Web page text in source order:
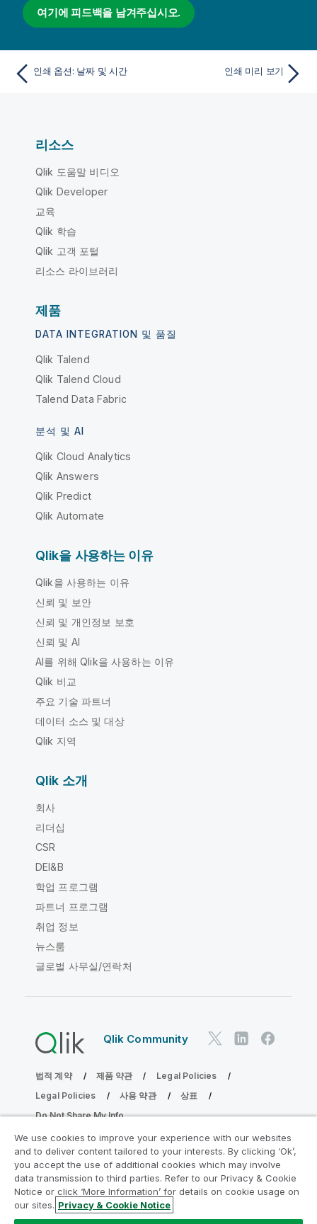
여기에 피드백을 남겨주십시오.
인쇄 옵션: 날짜 및 시간 인쇄 미리 보기
리소스
Qlik 도움말 비디오
Qlik Developer
교육
Qlik 학습
Qlik 고객 포털
리소스 라이브러리
제품
DATA INTEGRATION 및 품질
Qlik Talend
Qlik Talend Cloud
Talend Data Fabric
분석 및 AI
Qlik Cloud Analytics
Qlik Answers
Qlik Predict
Qlik Automate
Qlik을 사용하는 이유
Qlik을 사용하는 이유
신뢰 및 보안
신뢰 및 개인정보 보호
신뢰 및 AI
AI를 위해 Qlik을 사용하는 이유
Qlik 비교
주요 기술 파트너
데이터 소스 및 대상
Qlik 지역
Qlik 소개
회사
리더십
CSR
DEI&B
학업 프로그램
파트너 프로그램
취업 정보
뉴스룸
글로벌 사무실/연락처
Qlik Community
법적 계약 제품 약관
Legal Policies
Legal Policies
사용 약관
상표
Do Not Share My Info
Copyright © 1993-2026 QlikTech International AB. 무단 전재
및 복제를 금합니다.
분석 현대화 프로그램에 참여
We use cookies to improve your experience with our websites
and to deliver content tailored to your interests. By clicking ‘Ok’,
you accept the use of additional cookies which may involve
data transmission to third parties. Refer to our Privacy & Cookie
Notice or click ‘More Information’ for details on cookie usage on
our sites. Privacy & Cookie Notice